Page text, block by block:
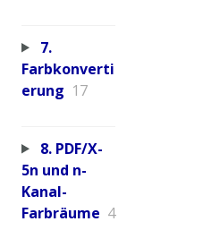
7.
Farbkonverti
erung 17
8. PDF/X-
5n und n-
Kanal-
Farbräume 4